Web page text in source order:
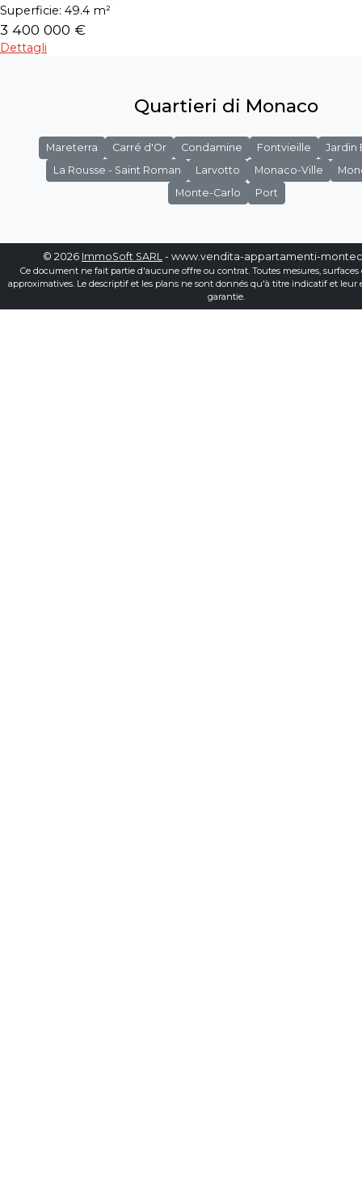
Superficie: 49.4 m²
3 400 000 €
Dettagli
Quartieri di Monaco
Mareterra Carré d'Or Condamine Fontvieille
Jardin
La Rousse - Saint Roman
Larvotto Monaco-Ville
Monte-Carlo
Port
© 2026 ImmoSoft SARL - www.vendita-appartamenti-
Ce document ne fait partie d'aucune offre ou contrat. Toutes mesures, surfaces
approximatives. Le descriptif et les plans ne sont donnés qu'à titre indicatif et leur
garantie.